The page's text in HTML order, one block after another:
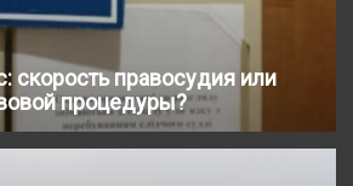
скорость правосудия или
процедуры?